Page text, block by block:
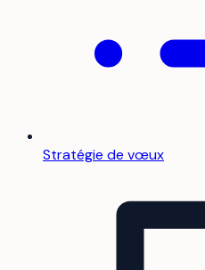
Stratégie de vœux